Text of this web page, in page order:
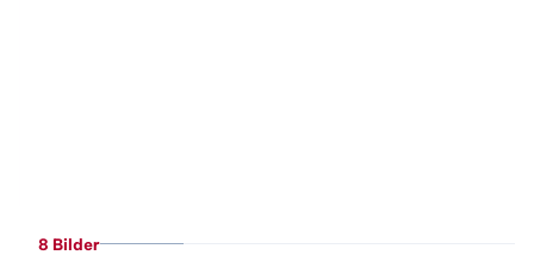
8 Bilder